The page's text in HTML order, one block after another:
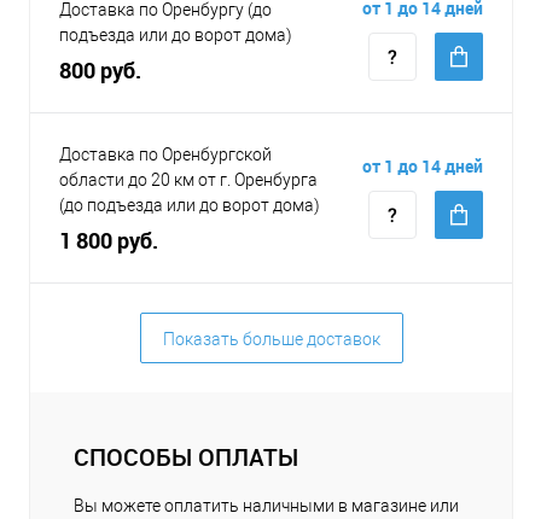
Доставка по Оренбургу (до
подъезда или до ворот дома)
800 руб.
от 1 до 14 дней
Доставка по Оренбургской
области до 20 км от г. Оренбурга
(до подъезда или до ворот дома)
1 800 руб.
от 1 до 14 дней
Показать больше доставок
СПОСОБЫ ОПЛАТЫ
Вы можете оплатить наличными в магазине или